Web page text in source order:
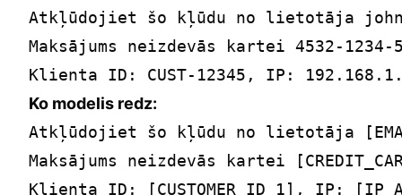
Atkļūdojiet šo kļūdu no lietotāja
Maksājums neizdevās kartei 4532-1234-
Ko modelis redz:
Atkļūdojiet šo kļūdu no lietotāja
Maksājums neizdevās kartei